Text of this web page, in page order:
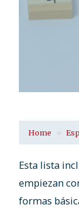
Home
Esta lista
empiezan
formas